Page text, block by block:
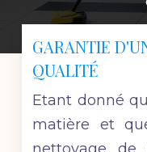
GARANTIE
QUALITÉ
Etant donné
matière et